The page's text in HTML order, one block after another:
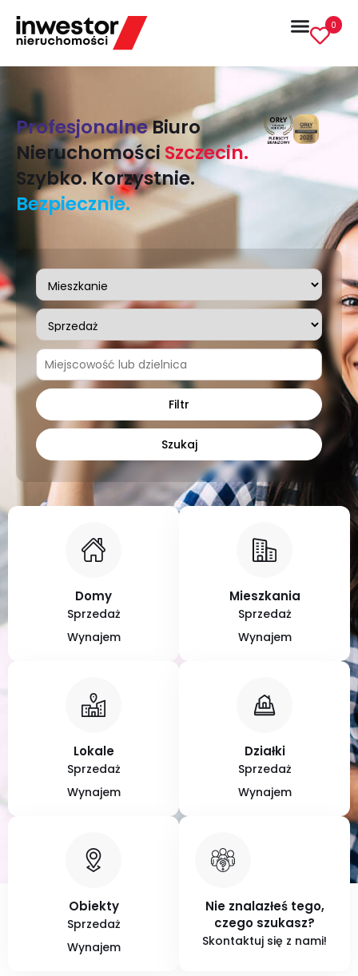
0
ProfesjonalneBiuro
Nieruchomości Szczecin.
Szybko. Korzystnie.
Bezpiecznie.
Domy
Sprzedaż
Wynajem
Mieszkania
Sprzedaż
Wynajem
Lokale
Sprzedaż
Wynajem
Działki
Sprzedaż
Wynajem
Obiekty
Sprzedaż
Wynajem
Nie znalazłeś tego,
czego szukasz?
Skontaktuj się z nami!